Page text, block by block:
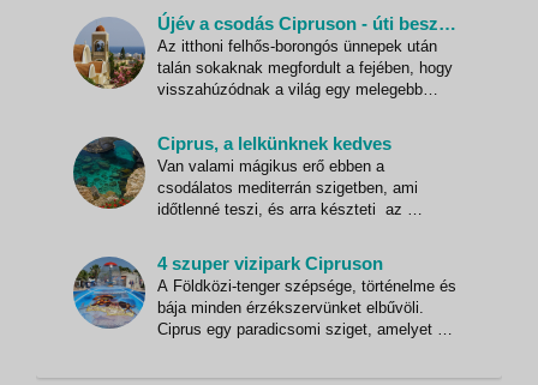
Újév a csodás Cipruson - úti beszámoló
Az itthoni felhős-borongós ünnepek után
talán sokaknak megfordult a fejében, hogy
visszahúzódnak a világ egy melegebb
indulnak a helyi hagyományok, kultúra és
történelem vonatkozásában. Orsi is
pontosan így tett, választott úti célja pedig
Ciprus lett, ahova - a
Ciprus, a lelkünknek kedves
Van valami mágikus erő ebben a
csodálatos mediterrán szigetben, ami
időtlenné teszi, és arra készteti az
Ciprus fantasztikus tengerpartokkal,
végtelen napsütéssel, ősi és modern
csodákkal gazdagon lett megáldva. S van
még valami hipnotikus és csábító, val
4 szuper vizipark Cipruson
A Földközi-tenger szépsége, történelme és
bája minden érzékszervünket elbűvöli.
Ciprus egy paradicsomi sziget, amelyet a